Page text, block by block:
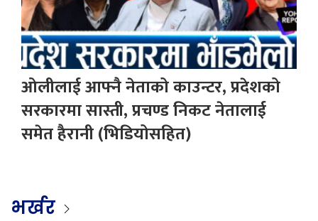
ओलीलाई आफ्नै नेताको काउन्टर, प्रदेशको
सरकारमा सास्ती, प्रचण्ड निकट नेतालाई
समेत हैरानी (भिडियोसहित)
भर्खर